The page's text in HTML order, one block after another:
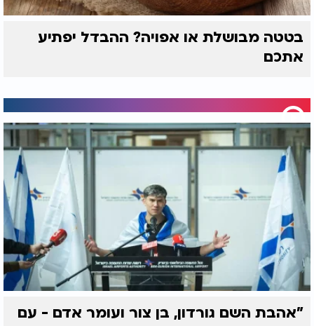
בטטה מבושלת או אפויה? ההבדל יפתיע
אתכם
"אהבת השם גורדון, בן צור ועומר אדם - עם